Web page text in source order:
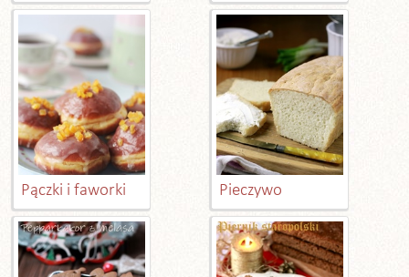
Pączki i faworki Pieczywo